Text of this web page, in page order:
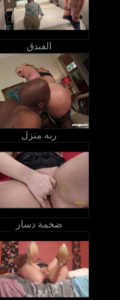
الفندق
ربه منزل
ضخمة دسار